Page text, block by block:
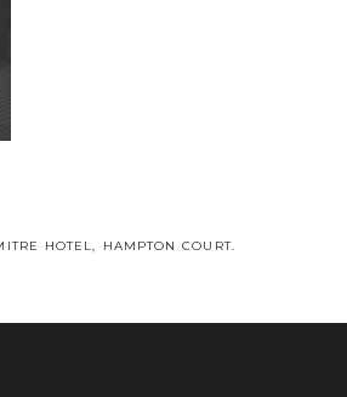
HOTEL, HAMPTON COURT.